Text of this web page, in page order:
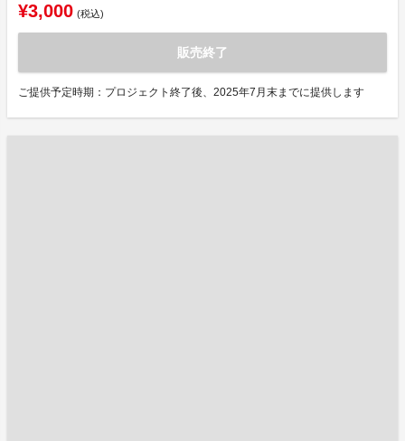
¥3,000 (税込)
販売終了
ご提供予定時期：プロジェクト終了後、2025年7月末までに提供します